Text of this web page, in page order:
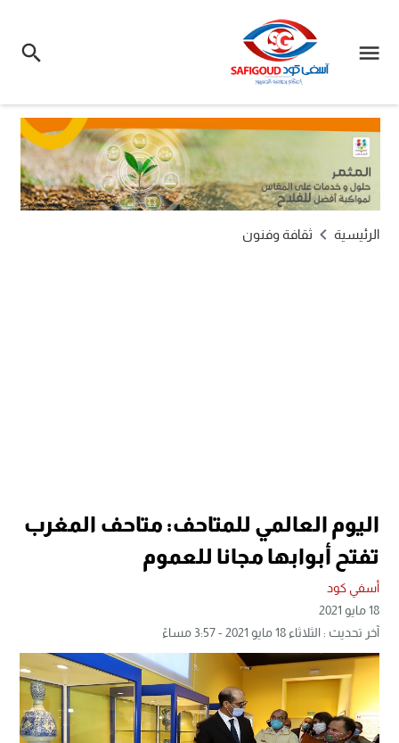
الرئيسية ثقافة وفنون
اليوم العالمي للمتاحف: متاحف المغرب
تفتح أبوابها مجانا للعموم
أسفي كود
18 مايو 2021
آخر تحديث : الثلاثاء 18 مايو 2021 - 3:57 مساءً